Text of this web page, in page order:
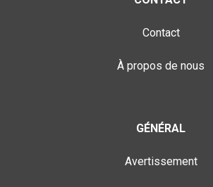
Contact
À propos de nous
GÉNÉRAL
Avertissement